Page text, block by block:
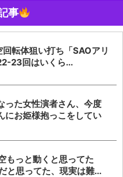
事
回転体狙い打ち「SAOアリ
23回はいくら...
った女性演者さん、今度
にお姫様抱っこをしてい
もっと動くと思ってた
と思ってた、現実は難...